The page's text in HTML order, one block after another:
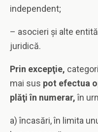
independent;
– asocieri şi alte
juridică.
Prin excepţie,
mai sus pot efectua
plăţi în numerar,în
a) încasări, în limita